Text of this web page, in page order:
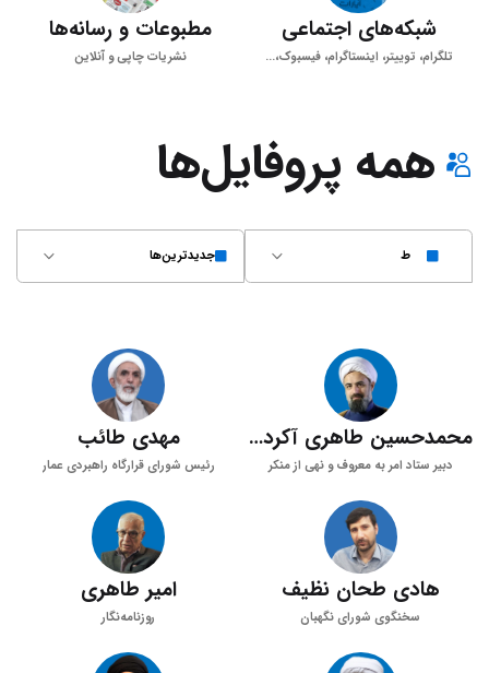
شبکه‌های اجتماعی
تلگرام، توییتر، اینستاگرام، فیسبوک،...
مطبوعات و رسانه‌ها
نشریات چاپی و آنلاین
همه پروفایل‌ها
ط جدید‌ترین‌ها
محمدحسین طاهری آکردی
دبیر ستاد امر به معروف و نهی از منکر
مهدی طائب
رئیس شورای قرارگاه راهبردی عمار
هادی طحان نظیف
سخنگوی شورای نگهبان
امیر طاهری
روزنامه‌نگار